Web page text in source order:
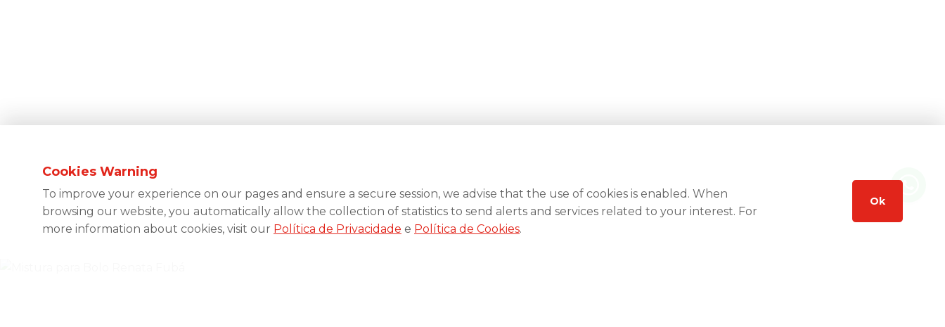
Cookies Warning
To improve your experience on our pages and ensure a secure session, we advise that the use of cookies is enabled. When
browsing our website, you automatically allow the collection of statistics to send alerts and services related to your interest. For
more information about cookies, visit our Política de Privacidade e Política de Cookies.
Ok